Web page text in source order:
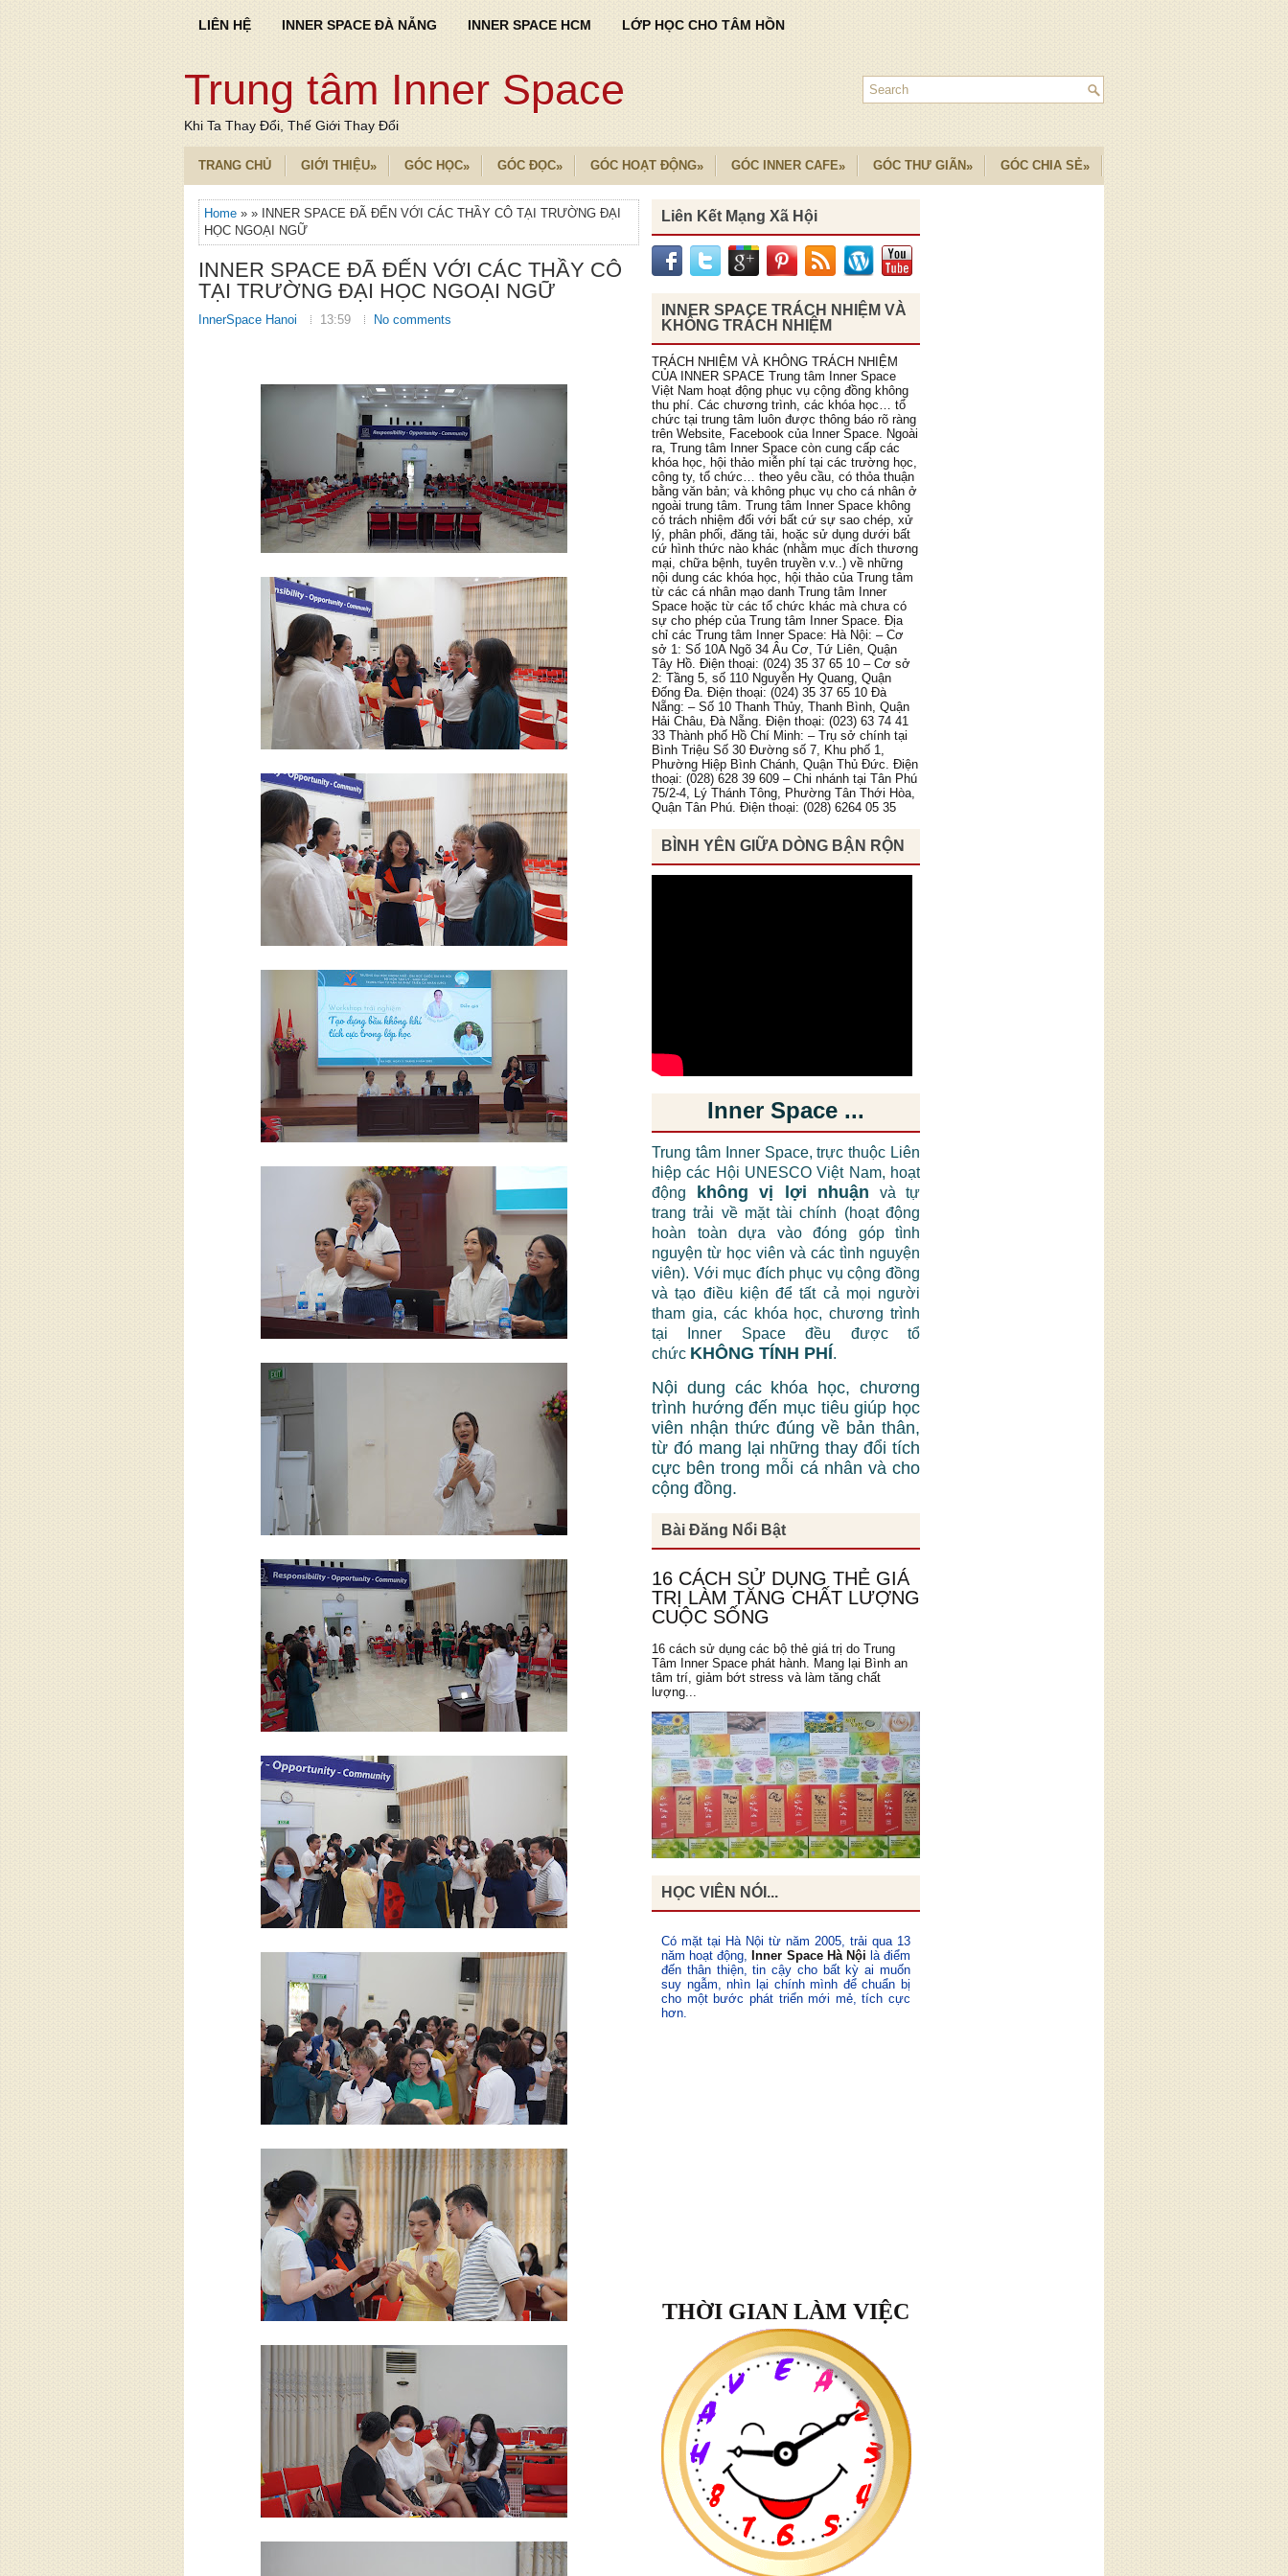
LIÊN HỆ INNER SPACE ĐÀ NẴNG INNER SPACE HCM LỚP HỌC CHO TÂM HỒN
Trung tâm Inner Space
Khi Ta Thay Đổi, Thế Giới Thay Đổi
TRANG CHỦ GIỚI THIỆU» GÓC HỌC» GÓC ĐỌC» GÓC HOẠT ĐỘNG» GÓC INNER CAFE» GÓC THƯ GIÃN» GÓC CHIA SẺ»
Home » » INNER SPACE ĐÃ ĐẾN VỚI CÁC THẦY CÔ TẠI TRƯỜNG ĐẠI
HỌC NGOẠI NGỮ
INNER SPACE ĐÃ ĐẾN VỚI CÁC THẦY CÔ
TẠI TRƯỜNG ĐẠI HỌC NGOẠI NGỮ
InnerSpace Hanoi 13:59 No comments
Liên Kết Mạng Xã Hội
INNER SPACE TRÁCH NHIỆM VÀ
KHÔNG TRÁCH NHIỆM
TRÁCH NHIỆM VÀ KHÔNG TRÁCH NHIỆM
CỦA INNER SPACE Trung tâm Inner Space
Việt Nam hoạt động phục vụ cộng đồng không
thu phí. Các chương trình, các khóa học… tổ
chức tại trung tâm luôn được thông báo rõ ràng
trên Website, Facebook của Inner Space. Ngoài
ra, Trung tâm Inner Space còn cung cấp các
khóa học, hội thảo miễn phí tại các trường học,
công ty, tổ chức… theo yêu cầu, có thỏa thuận
bằng văn bản; và không phục vụ cho cá nhân ở
ngoài trung tâm. Trung tâm Inner Space không
có trách nhiệm đối với bất cứ sự sao chép, xử
lý, phân phối, đăng tải, hoặc sử dụng dưới bất
cứ hình thức nào khác (nhằm mục đích thương
mại, chữa bệnh, tuyên truyền v.v..) về những
nội dung các khóa học, hội thảo của Trung tâm
từ các cá nhân mạo danh Trung tâm Inner
Space hoặc từ các tổ chức khác mà chưa có
sự cho phép của Trung tâm Inner Space. Địa
chỉ các Trung tâm Inner Space: Hà Nội: – Cơ
sở 1: Số 10A Ngõ 34 Âu Cơ, Tứ Liên, Quận
Tây Hồ. Điện thoại: (024) 35 37 65 10 – Cơ sở
2: Tầng 5, số 110 Nguyễn Hy Quang, Quận
Đống Đa. Điện thoại: (024) 35 37 65 10 Đà
Nẵng: – Số 10 Thanh Thủy, Thanh Bình, Quận
Hải Châu, Đà Nẵng. Điện thoại: (023) 63 74 41
33 Thành phố Hồ Chí Minh: – Trụ sở chính tại
Bình Triệu Số 30 Đường số 7, Khu phố 1,
Phường Hiệp Bình Chánh, Quận Thủ Đức. Điện
thoại: (028) 628 39 609 – Chi nhánh tại Tân Phú
75/2-4, Lý Thánh Tông, Phường Tân Thới Hòa,
Quận Tân Phú. Điện thoại: (028) 6264 05 35
BÌNH YÊN GIỮA DÒNG BẬN RỘN
Inner Space ...
Trung tâm Inner Space, trực thuộc Liên
hiệp các Hội UNESCO Việt Nam, hoạt
động
không vị lợi nhuận và tự
trang trải về mặt tài chính (hoạt động
hoàn toàn dựa vào đóng góp tình
nguyện từ học viên và các tình nguyện
viên). Với mục đích phục vụ cộng đồng
và tạo điều kiện để tất cả mọi người
tham gia, các khóa học, chương trình
tại Inner Space đều được tổ
chức KHÔNG TÍNH PHÍ.
Nội dung các khóa học, chương
trình hướng đến mục tiêu giúp học
viên nhận thức đúng về bản thân,
từ đó mang lại những thay đổi tích
cực bên trong mỗi cá nhân và cho
cộng đồng.
Bài Đăng Nổi Bật
16 CÁCH SỬ DỤNG THẺ GIÁ
TRỊ LÀM TĂNG CHẤT LƯỢNG
CUỘC SỐNG
16 cách sử dụng các bộ thẻ giá trị do Trung
Tâm Inner Space phát hành. Mang lại Bình an
tâm trí, giảm bớt stress và làm tăng chất
lượng...
HỌC VIÊN NÓI...
Có mặt tại Hà Nội từ năm 2005, trải qua 13
năm hoạt động, Inner Space Hà Nội là điểm
đến thân thiện, tin cậy cho bất kỳ ai muốn
suy ngẫm, nhìn lại chính mình để chuẩn bị
cho một bước phát triển mới mẻ, tích cực
hơn.
Lớp Học:
Quý Trọng Bản Thân
"Sau khoá học
Quý Trọng Bản Thân tôi
nhận biết được giá trị của bản thân. Hàng
ngày tôi tự cười tươi với mình và thường
xuyên tự nhắc nhở với chính mình về những
giá trị mình có. Đã bắt đầu biết kiềm chế giận
dữ, tôn trọng những người xung quanh."
THỜI GIAN LÀM VIỆC